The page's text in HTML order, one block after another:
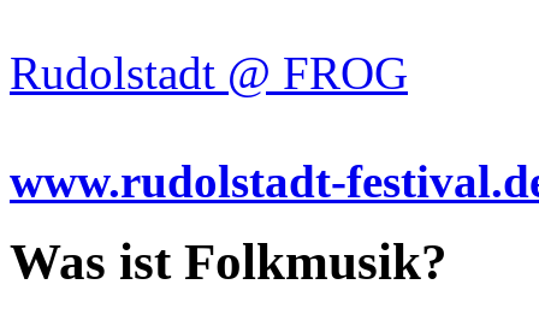
Rudolstadt @ FROG
www.rudolstadt-
Was ist Folkmusik?